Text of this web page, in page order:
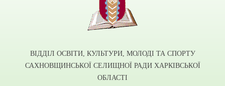
ВІДДІЛ ОСВІТИ, КУЛЬТУРИ, МОЛОДІ ТА СПОРТУ
САХНОВЩИНСЬКОЇ СЕЛИЩНОЇ РАДИ ХАРКІВСЬКОЇ
ОБЛАСТІ